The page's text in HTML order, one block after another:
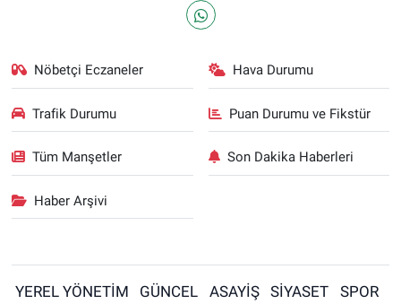
Nöbetçi Eczaneler Hava Durumu
Trafik Durumu Puan Durumu ve Fikstür
Tüm Manşetler Son Dakika Haberleri
Haber Arşivi
YEREL YÖNETİM GÜNCEL ASAYİŞ SİYASET SPOR